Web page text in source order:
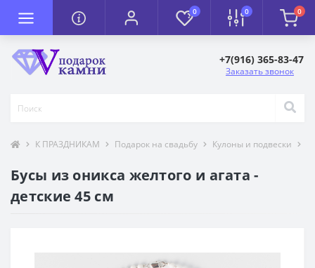
0 0 0
+7(916) 365-83-47
Заказать звонок
К ПРАЗДНИКАМ Подарок на свадьбу Кулоны и подвески
Бусы из оникса желтого и агата -
детские 45 см